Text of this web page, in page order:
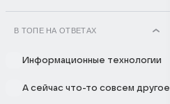
В ТОПЕ НА ОТВЕТАХ
Информационные технологии
А сейчас что-то совсем другое